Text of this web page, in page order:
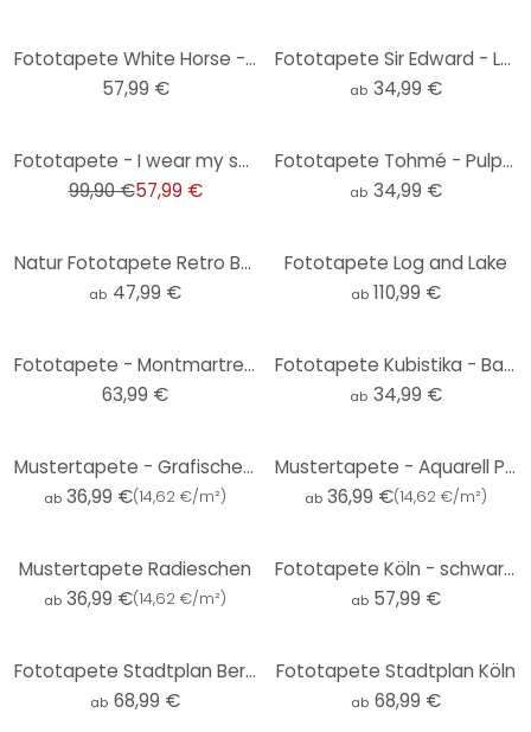
Fototapete White Horse - 144x260 cm
57,99 €
Fototapete Sir Edward - Landschaft mit Leoparden schwarz weiss - Rund - Selbstklebend/Vlies
ab 34,99 €
Fototapete - I wear my sunglasses - 288x260 cm
99,90 €57,99 €
Fototapete Tohmé - Pulp Fiction - Rund - Selbstklebend/Vlies
ab 34,99 €
Natur Fototapete Retro Berglandschaft - Bodart
ab 47,99 €
Fototapete Log and Lake
ab 110,99 €
Fototapete - Montmartre - 144x260 cm
63,99 €
Fototapete Kubistika - Baum des Lebens - Gold - Rund - Selbstklebend/Vlies
ab 34,99 €
Mustertapete - Grafische Wellen - schwarzweiß
ab 36,99 €(14,62 €/m²)
Mustertapete - Aquarell Punkte 02 - schwarz-weiß
ab 36,99 €(14,62 €/m²)
Mustertapete Radieschen
ab 36,99 €(14,62 €/m²)
Fototapete Köln - schwarz-weiß - Love your City
ab 57,99 €
Fototapete Stadtplan Berlin
ab 68,99 €
Fototapete Stadtplan Köln
ab 68,99 €